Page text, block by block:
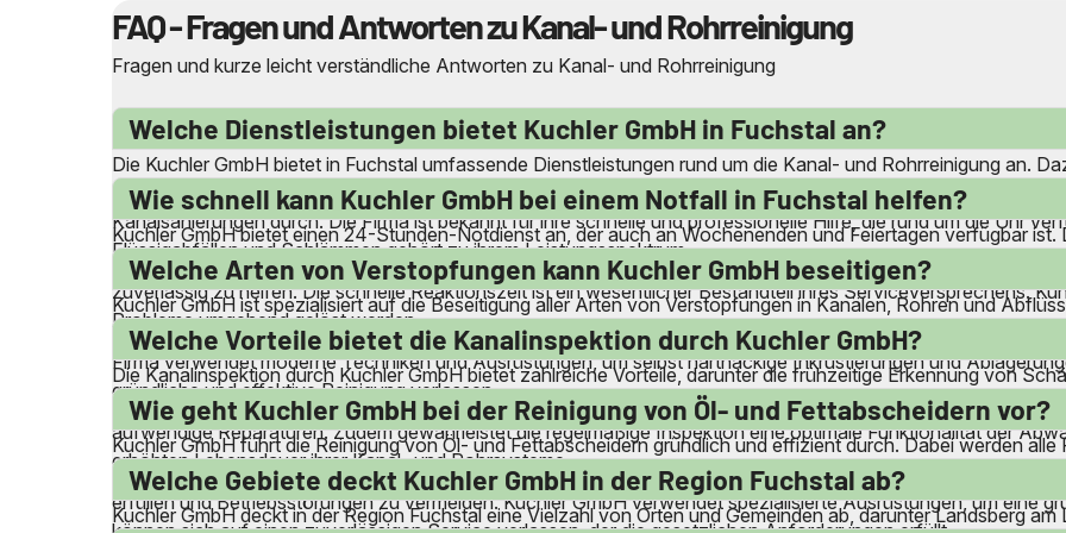
FAQ - Fragen und Antworten zu Kanal- und Rohrreinigung
Fragen und kurze leicht verständliche Antworten zu Kanal- und Rohrreinigung
Welche Dienstleistungen bietet Kuchler GmbH in Fuchstal an?
Die Kuchler GmbH bietet in Fuchstal umfassende Dienstleistungen rund um die Kanal- und Rohrreinigung an.
Abwasserleitungen, die Reinigung von Druckrohrleitungen und die Wartung von Öl- und Fettabscheidern.
Kanalsanierungen durch. Die Firma ist bekannt für ihre schnelle und professionelle Hilfe, die rund um die Uhr
Flüssigabfällen und Schlämmen gehört zu ihrem Leistungsspektrum.
Wie schnell kann Kuchler GmbH bei einem Notfall in Fuchstal helfen?
Kuchler GmbH bietet einen 24-Stunden-Notdienst an, der auch an Wochenenden und Feiertagen verfügbar ist.
schnell vor Ort sein, um Probleme wie verstopfte Toiletten oder Abflüsse zu beheben. Ihre qualifizierten
zuverlässig zu helfen. Die schnelle Reaktionszeit ist ein wesentlicher Bestandteil ihres Serviceversprechens.
Probleme umgehend gelöst werden.
Welche Arten von Verstopfungen kann Kuchler GmbH beseitigen?
Kuchler GmbH ist spezialisiert auf die Beseitigung aller Arten von Verstopfungen in Kanälen, Rohren und
Waschbecken, Duschen, Badewannen und Spülbecken. Auch komplexere Verstopfungen in industriellen
Firma verwendet moderne Techniken und Ausrüstungen, um selbst hartnäckige Inkrustierungen und
gründliche und effektive Reinigung verlassen.
Welche Vorteile bietet die Kanalinspektion durch Kuchler GmbH?
Die Kanalinspektion durch Kuchler GmbH bietet zahlreiche Vorteile, darunter die frühzeitige Erkennung von
Inspektionsmethoden können potenzielle Probleme identifiziert und behoben werden, bevor sie zu größeren
aufwendige Reparaturen. Zudem gewährleistet die regelmäßige Inspektion eine optimale Funktionalität der
erhöhten Lebensdauer ihrer Kanal- und Rohrsysteme.
Wie geht Kuchler GmbH bei der Reinigung von Öl- und Fettabscheidern vor?
Kuchler GmbH führt die Reinigung von Öl- und Fettabscheidern gründlich und effizient durch. Dabei werden
ordnungsgemäße Funktion der Abscheider sicherzustellen. Die regelmäßige Wartung und Reinigung dieser
erfüllen und Betriebsstörungen zu vermeiden. Kuchler GmbH verwendet spezialisierte Ausrüstungen, um eine
Welche Gebiete deckt Kuchler GmbH in der Region Fuchstal ab?
Kuchler GmbH deckt in der Region Fuchstal eine Vielzahl von Orten und Gemeinden ab, darunter Landsberg